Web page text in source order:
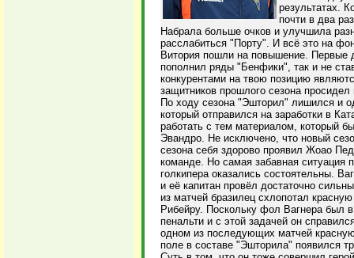
результатах.
почти в два
Набрала больше очков и улучшила
расслабиться "Порту". И всё это на
Витория пошли на повышение. Первые
пополнил ряды "Бенфики", так и не
конкурентами на твою позицию
защитников прошлого сезона
По ходу сезона "Эшторил" лишился и
который отправился на заработки в
работать с тем материалом, который
Эвандро. Не исключено, что новый
сезона себя здорово проявил Жоао
команде. Но самая забавная ситуация
голкипера оказались состоятельны.
и её капитан провёл достаточно
из матчей бразилец схлопотал
Рибейру. Поскольку фол Вагнера был
пенальти и с этой задачей он
одном из последующих матчей
поле в составе "Эшторила" появился